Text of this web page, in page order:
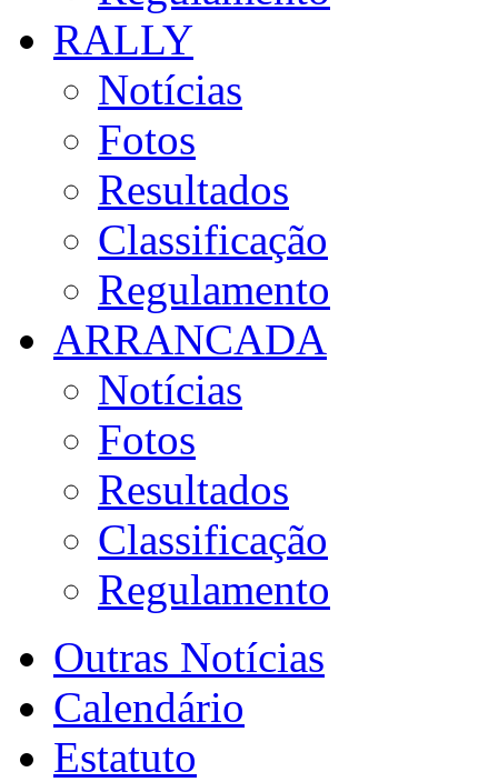
RALLY
Notícias
Fotos
Resultados
Classificação
Regulamento
ARRANCADA
Notícias
Fotos
Resultados
Classificação
Regulamento
Outras Notícias
Calendário
Estatuto